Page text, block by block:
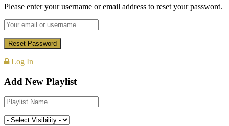
Please enter your username or email address to reset your password.
Log In
Add New Playlist